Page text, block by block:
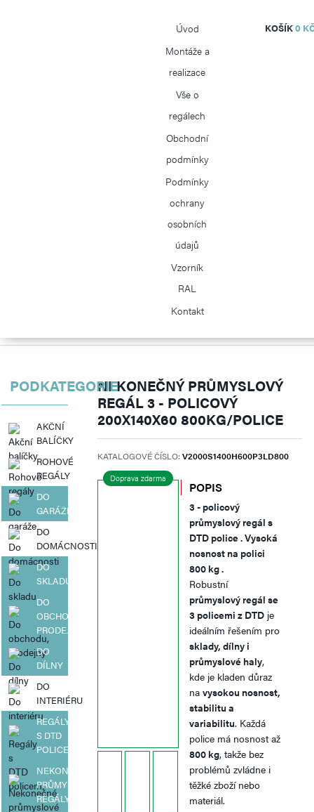
Úvod
Montáže a
realizace
Vše o
regálech
Obchodní
podmínky
Podmínky
ochrany
osobních
údajů
Vzorník
RAL
Kontakt
KOŠÍK0
AKČNÍ BALÍČKY
PALETOVÉ REGÁLY
PODKATEGORIE
AKČNÍ
BALÍČKY
ROHOVÉ
REGÁLY
DO
GARÁŽE
DO
DOMÁCNOSTI
DO
SKLADU
DO
OBCHODU,
PRODEJNY
DO
DÍLNY
DO
INTERIÉRU
REGÁLY
S DTD
POLICEMI
NEKONEČNÉ
PRŮMYSLOVÉ
REGÁLY
NEKONEČNÝ PRŮMYSLOVÝ
REGÁL 3 - POLICOVÝ
200X140X60 800KG/POLICE
KATALOGOVÉ ČÍSLO: V2000S1400H600P3LD800
Doprava zdarma
POPIS
3 - policový
průmyslový regál s
DTD police . Vysoká
nosnost na polici
800 kg .
Robustní
průmyslový regál se
3 policemi z DTDje
ideálním řešením pro
sklady, dílny i
průmyslové haly,
kde je kladen důraz
na vysokou nosnost,
stabilitu a
variabilitu. Každá
police má nosnost až
800 kg, takže bez
problémů zvládne i
těžké zboží nebo
materiál.